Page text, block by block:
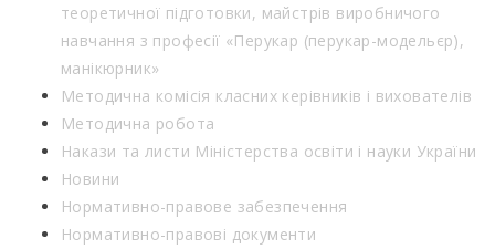
теоретичної підготовки, майстрів виробничого
навчання з професії «Перукар (перукар-модельєр),
манікюрник»
Методична комісія класних керівників і вихователів
Методична робота
Накази та листи Міністерства освіти і науки України
Новини
Нормативно-правове забезпечення
Нормативно-правові документи